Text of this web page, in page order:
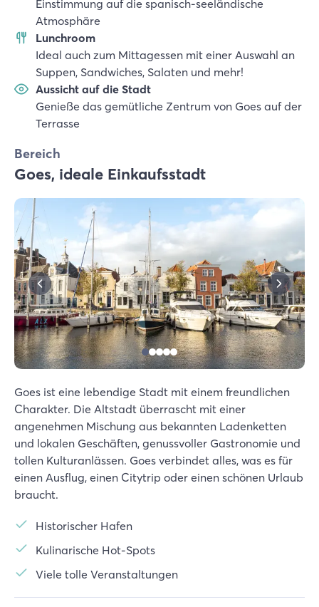
Einstimmung auf die spanisch-seeländische
Atmosphäre
Lunchroom
Ideal auch zum Mittagessen mit einer Auswahl an
Suppen, Sandwiches, Salaten und mehr!
Aussicht auf die Stadt
Genieße das gemütliche Zentrum von Goes auf der
Terrasse
Bereich
Goes, ideale Einkaufsstadt
Goes ist eine lebendige Stadt mit einem freundlichen
Charakter. Die Altstadt überrascht mit einer
angenehmen Mischung aus bekannten Ladenketten
und lokalen Geschäften, genussvoller Gastronomie und
tollen Kulturanlässen. Goes verbindet alles, was es für
einen Ausflug, einen Citytrip oder einen schönen Urlaub
braucht.
Historischer Hafen
Kulinarische Hot-Spots
Viele tolle Veranstaltungen